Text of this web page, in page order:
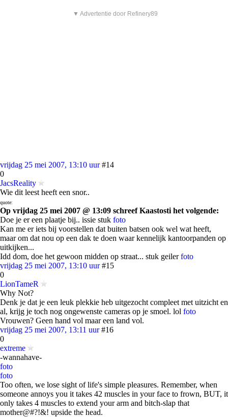
▼ Advertentie door Refinery89
vrijdag 25 mei 2007, 13:10 uur #14
0
JacsReality
Wie dit leest heeft een snor..
quote:
Op vrijdag 25 mei 2007 @ 13:09 schreef Kaastosti het volgende:
Doe je er een plaatje bij.. issie stuk foto
Kan me er iets bij voorstellen dat buiten batsen ook wel wat heeft,
maar om dat nou op een dak te doen waar kennelijk kantoorpanden op
uitkijken...
Idd dom, doe het gewoon midden op straat... stuk geilerfoto
vrijdag 25 mei 2007, 13:10 uur #15
0
LionTameR
Why Not?
Denk je dat je een leuk plekkie heb uitgezocht compleet met uitzicht en
al, krijg je toch nog ongewenste cameras op je smoel. lol foto
Vrouwen? Geen hand vol maar een land vol.
vrijdag 25 mei 2007, 13:11 uur #16
0
extreme
-wannahave-
foto
foto
Too often, we lose sight of life's simple pleasures. Remember, when
someone annoys you it takes 42 muscles in your face to frown, BUT, it
only takes 4 muscles to extend your arm and bitch-slap that
mother@#?!&! upside the head.